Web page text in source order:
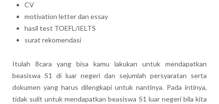
CV
motivation letter dan essay
hasil test TOEFL/IELTS
surat rekomendasi
Itulah 8cara yang bisa kamu lakukan untuk mendapatkan
beasiswa S1 di luar negeri dan sejumlah persyaratan serta
dokumen yang harus dilengkapi untuk nantinya. Pada intinya,
tidak sulit untuk mendapatkan beasiswa S1 luar negeri bila kita